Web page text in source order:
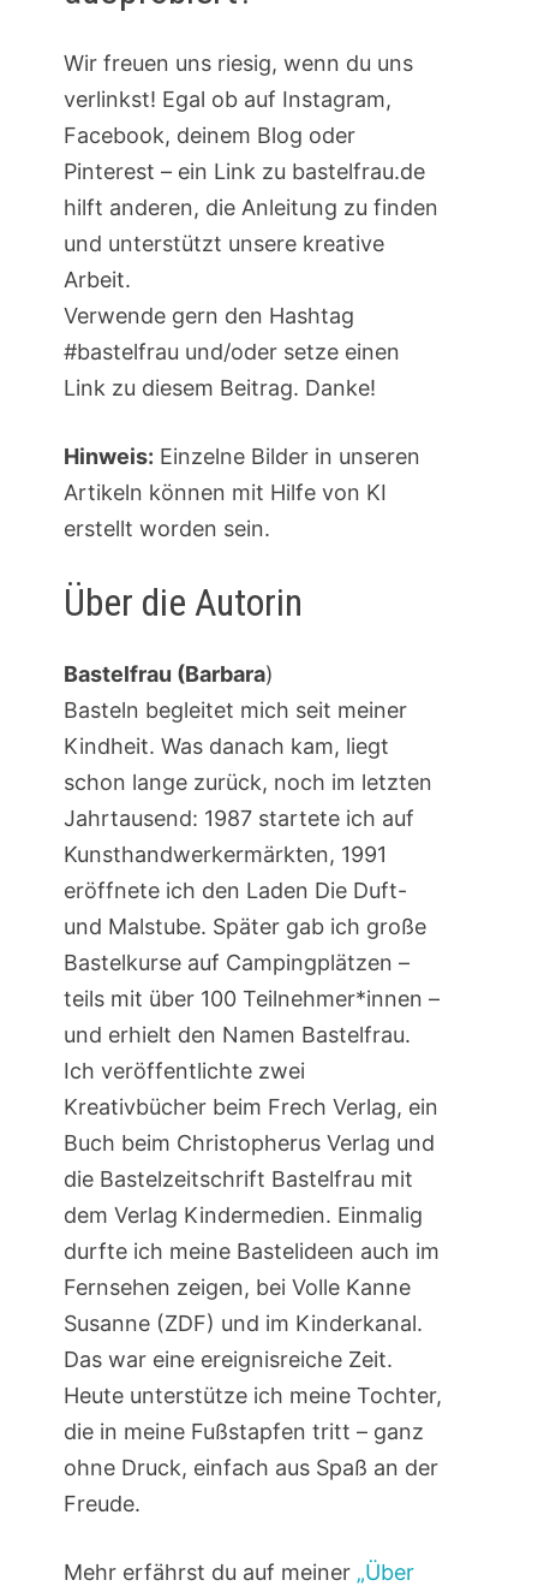
Wir freuen uns riesig, wenn du uns
verlinkst! Egal ob auf Instagram,
Facebook, deinem Blog oder
Pinterest – ein Link zu bastelfrau.de
hilft anderen, die Anleitung zu finden
und unterstützt unsere kreative
Arbeit.
Verwende gern den Hashtag
#bastelfrau und/oder setze einen
Link zu diesem Beitrag. Danke!
Hinweis: Einzelne Bilder in unseren
Artikeln können mit Hilfe von KI
erstellt worden sein.
Über die Autorin
Bastelfrau (Barbara)
Basteln begleitet mich seit meiner
Kindheit. Was danach kam, liegt
schon lange zurück, noch im letzten
Jahrtausend: 1987 startete ich auf
Kunsthandwerkermärkten, 1991
eröffnete ich den Laden Die Duft-
und Malstube. Später gab ich große
Bastelkurse auf Campingplätzen –
teils mit über 100 Teilnehmer*innen –
und erhielt den Namen Bastelfrau.
Ich veröffentlichte zwei
Kreativbücher beim Frech Verlag, ein
Buch beim Christopherus Verlag und
die Bastelzeitschrift Bastelfrau mit
dem Verlag Kindermedien. Einmalig
durfte ich meine Bastelideen auch im
Fernsehen zeigen, bei Volle Kanne
Susanne (ZDF) und im Kinderkanal.
Das war eine ereignisreiche Zeit.
Heute unterstütze ich meine Tochter,
die in meine Fußstapfen tritt – ganz
ohne Druck, einfach aus Spaß an der
Freude.
Mehr erfährst du auf meiner „Über